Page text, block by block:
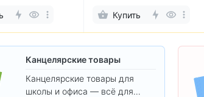
Купить
Канцелярские товары
Канцелярские товары для
школы и офиса — всё для